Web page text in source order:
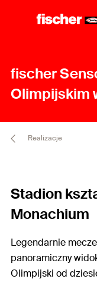
fischer
Olimpijskim
Realizacje
Stadion
Monachium
Legendarnie
panoramiczny
Olimpijski od